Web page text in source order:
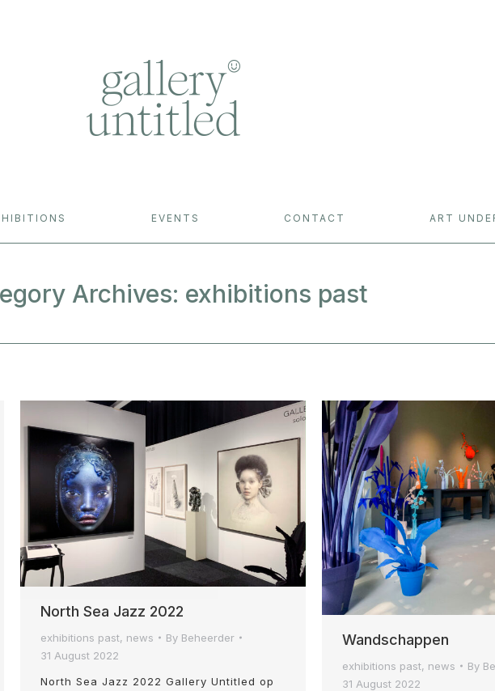
EVENTS CONTACT ART
Archives: exhibitions past
North Sea Jazz 2022
exhibitions past, news By Beheerder
31 August 2022
North Sea Jazz 2022 Gallery Untitled op
Wandschappen
exhibitions past, news By
31 August 2022